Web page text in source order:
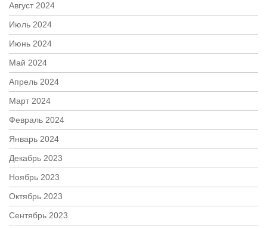
Август 2024
Июль 2024
Июнь 2024
Май 2024
Апрель 2024
Март 2024
Февраль 2024
Январь 2024
Декабрь 2023
Ноябрь 2023
Октябрь 2023
Сентябрь 2023